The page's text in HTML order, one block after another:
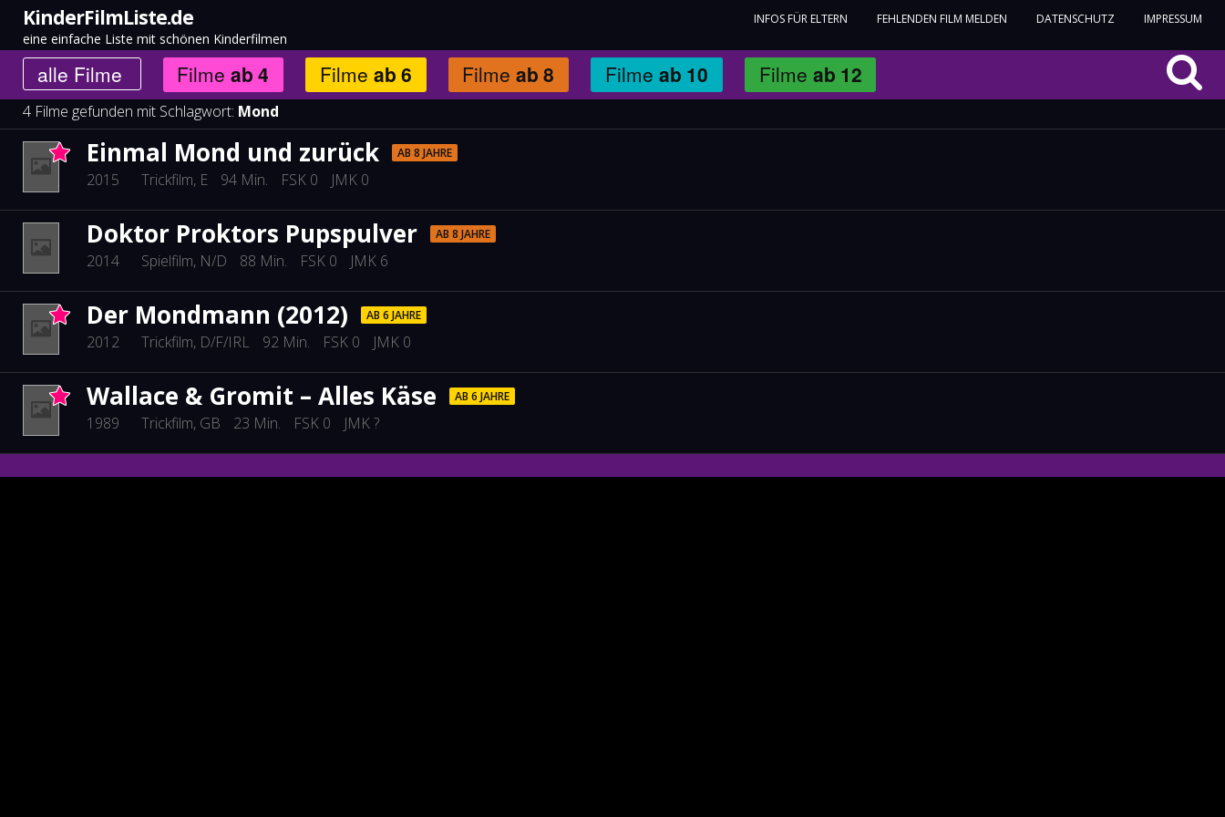
KinderFilmListe.de
eine einfache Liste mit schönen Kinderfilmen
INFOS FÜR ELTERN FEHLENDEN FILM MELDEN DATENSCHUTZ IMPRESSUM
alle Filme Filme ab 4 Filme ab 6 Filme ab 8 Filme ab 10 Filme ab 12
4 Filme gefunden mit Schlagwort: Mond
Einmal Mond und zurück AB 8 JAHRE
2015 Trickfilm, E 94 Min. FSK 0 JMK 0
Doktor Proktors Pupspulver AB 8 JAHRE
2014 Spielfilm, N/D 88 Min. FSK 0 JMK 6
Der Mondmann (2012) AB 6 JAHRE
2012 Trickfilm, D/F/IRL 92 Min. FSK 0 JMK 0
Wallace & Gromit – Alles Käse AB 6 JAHRE
1989 Trickfilm, GB 23 Min. FSK 0 JMK ?